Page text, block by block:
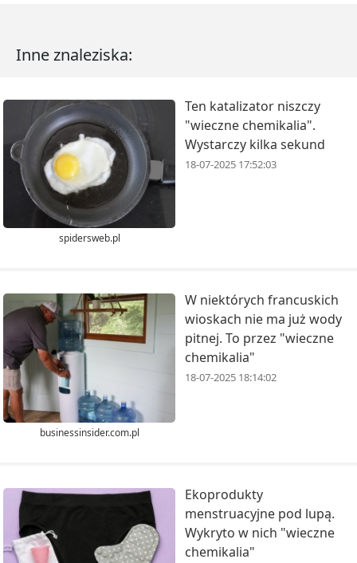
Inne znaleziska:
spidersweb.pl
Ten katalizator niszczy
"wieczne chemikalia".
Wystarczy kilka sekund
18-07-2025 17:52:03
businessinsider.com.pl
W niektórych francuskich
wioskach nie ma już wody
pitnej. To przez "wieczne
chemikalia"
18-07-2025 18:14:02
Ekoprodukty
menstruacyjne pod lupą.
Wykryto w nich "wieczne
chemikalia"